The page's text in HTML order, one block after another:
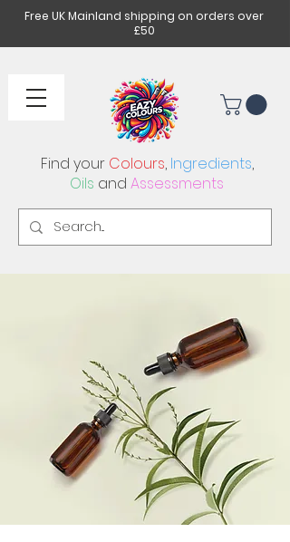
Find your Colours, Ingredients,
Oils and Assessments
Free UK Mainland shipping on orders over
£50